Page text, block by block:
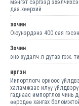
мэнгэт сэргээд
даа.хөөрхий
зочин
Оюунэрдэнэ 400 сая
Зочин
энэ худалч л дутав гэж.
иргэн
Иипортлогч орноос
халамжаас илүү
гаднаас импортлох чинь
өөрсдөө хангах